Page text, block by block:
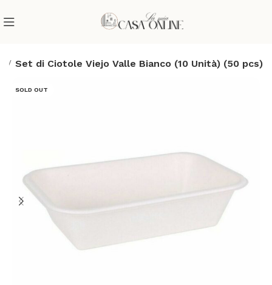
Set di Ciotole Viejo Valle Bianco (10 Unità) (50 pcs)
SOLD OUT